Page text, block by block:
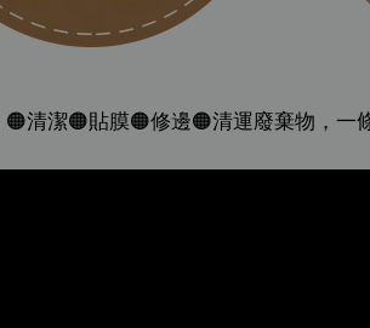
清潔🟠貼膜🟠修邊🟠清運廢棄物，一